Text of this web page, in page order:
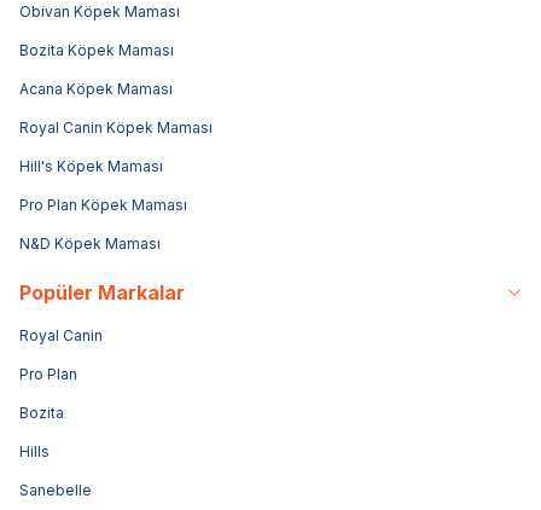
Obivan Köpek Maması
Bozita Köpek Maması
Acana Köpek Maması
Royal Canin Köpek Maması
Hill's Köpek Maması
Pro Plan Köpek Maması
N&D Köpek Maması
Popüler Markalar
Royal Canin
Pro Plan
Bozita
Hills
Sanebelle